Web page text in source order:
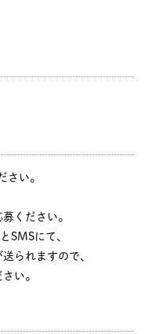
さい。
ください。
SMSにて、
られますので、
い。